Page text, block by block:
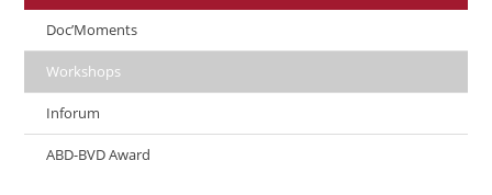
Doc’Moments
Workshops
Inforum
ABD-BVD Award